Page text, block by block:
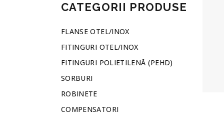
CATEGORII PRODUSE
FLANSE OTEL/INOX
FITINGURI OTEL/INOX
FITINGURI POLIETILENĂ (PEHD)
SORBURI
ROBINETE
COMPENSATORI